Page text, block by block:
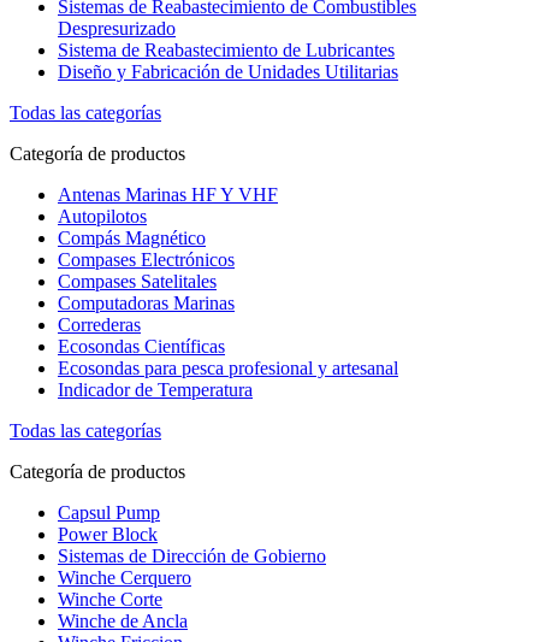
Sistemas de Reabastecimiento de Combustibles
Despresurizado
Sistema de Reabastecimiento de Lubricantes
Diseño y Fabricación de Unidades Utilitarias
Todas las categorías
Categoría de productos
Antenas Marinas HF Y VHF
Autopilotos
Compás Magnético
Compases Electrónicos
Compases Satelitales
Computadoras Marinas
Correderas
Ecosondas Científicas
Ecosondas para pesca profesional y artesanal
Indicador de Temperatura
Todas las categorías
Categoría de productos
Capsul Pump
Power Block
Sistemas de Dirección de Gobierno
Winche Cerquero
Winche Corte
Winche de Ancla